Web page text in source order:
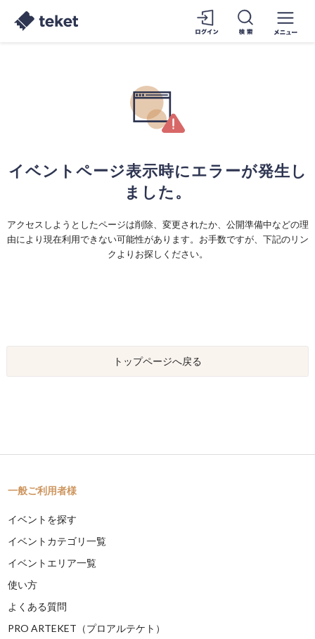
イベントページ表示時にエラーが発生し
ました。
アクセスしようとしたページは削除、変更されたか、公開準備中などの理
由により現在利用できない可能性があります。お手数ですが、下記のリン
クよりお探しください。
トップページへ戻る
一般ご利用者様
イベントを探す
イベントカテゴリ一覧
イベントエリア一覧
使い方
よくある質問
PRO ARTEKET（プロアルテケト）